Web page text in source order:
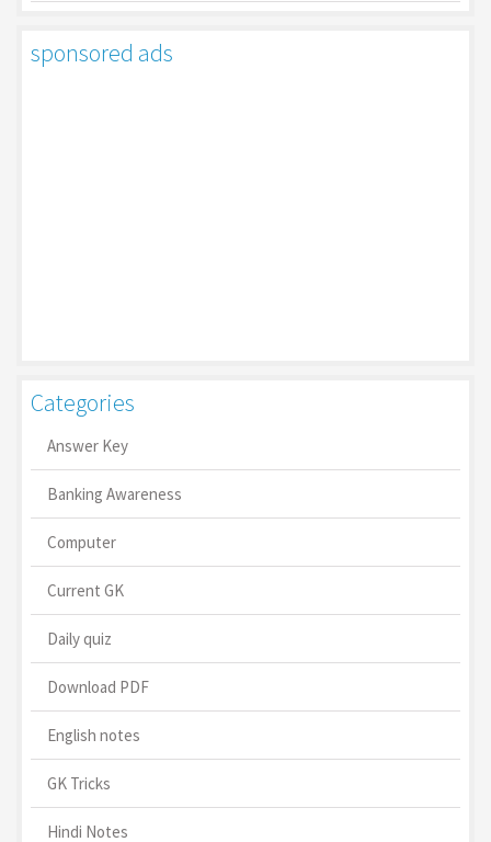
sponsored ads
Categories
Answer Key
Banking Awareness
Computer
Current GK
Daily quiz
Download PDF
English notes
GK Tricks
Hindi Notes